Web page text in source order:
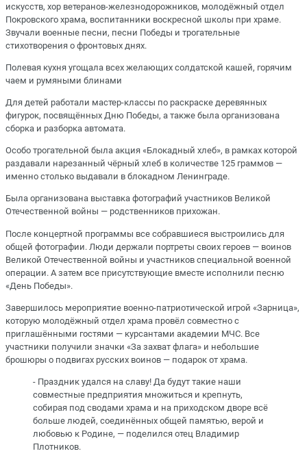
искусств, хор ветеранов-железнодорожников, молодёжный отдел
Покровского храма, воспитанники воскресной школы при храме.
Звучали военные песни, песни Победы и трогательные
стихотворения о фронтовых днях.
Полевая кухня угощала всех желающих солдатской кашей, горячим
чаем и румяными блинами
Для детей работали мастер-классы по раскраске деревянных
фигурок, посвящённых Дню Победы, а также была организована
сборка и разборка автомата.
Особо трогательной была акция «Блокадный хлеб», в рамках которой
раздавали нарезанный чёрный хлеб в количестве 125 граммов —
именно столько выдавали в блокадном Ленинграде.
Была организована выставка фотографий участников Великой
Отечественной войны — родственников прихожан.
После концертной программы все собравшиеся выстроились для
общей фотографии. Люди держали портреты своих героев — воинов
Великой Отечественной войны и участников специальной военной
операции. А затем все присутствующие вместе исполнили песню
«День Победы».
Завершилось мероприятие военно-патриотической игрой «Зарница»,
которую молодёжный отдел храма провёл совместно с
приглашёнными гостями — курсантами академии МЧС. Все
участники получили значки «За захват флага» и небольшие
брошюры о подвигах русских воинов — подарок от храма.
- Праздник удался на славу! Да будут такие наши
совместные предприятия множиться и крепнуть,
собирая под сводами храма и на приходском дворе всё
больше людей, соединённых общей памятью, верой и
любовью к Родине, — поделился отец Владимир
Плотников.